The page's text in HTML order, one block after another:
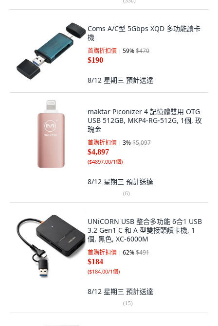
Coms A/C型 5Gbps XQD 多功能讀卡
機
首購折扣價 59%$470
$190
8/12 星期三 預計送達
maktar Piconizer 4 記憶體雙用 OTG
USB 512GB, MKP4-RG-512G, 1個, 玫
瑰金
首購折扣價 3%$5,097
$4,897
($4897.00/1個)
8/12 星期三 預計送達
(6)
UNiCORN USB 整合多功能 6合1 USB
3.2 Gen1 C 和 A 型雙接頭讀卡機, 1
個, 黑色, XC-6000M
首購折扣價 62%$491
$184
($184.00/1個)
8/12 星期三 預計送達
(15)